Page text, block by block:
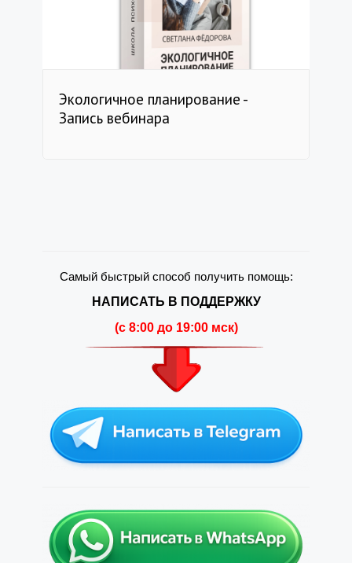
Экологичное планирование -
Запись вебинара
Самый быстрый способ получить помощь:
НАПИСАТЬ В ПОДДЕРЖКУ
(c 8:00 до 19:00 мск)